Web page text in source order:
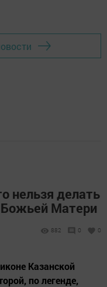
нельзя делать
Матери
882 0 0
Казанской
по легенде,